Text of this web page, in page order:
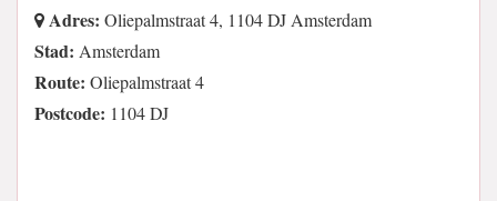
Adres: Oliepalmstraat 4, 1104 DJ Amsterdam
Stad: Amsterdam
Route: Oliepalmstraat 4
Postcode: 1104 DJ